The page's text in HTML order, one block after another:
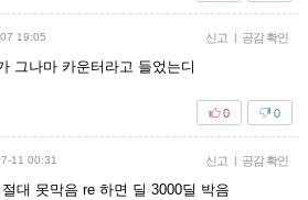
19:05 신고 | 공감 확인
그나마 카운터라고 들었는디
0
0
11 00:31 신고 | 공감 확인
대 못막음 re 하면 딜 3000딜 박음